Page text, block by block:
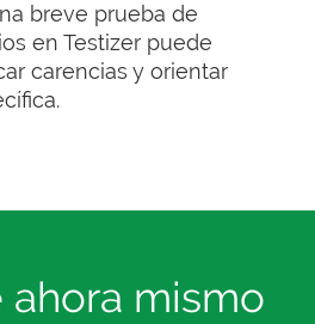
breve prueba de
en Testizer puede
carencias y orientar
ahora mismo